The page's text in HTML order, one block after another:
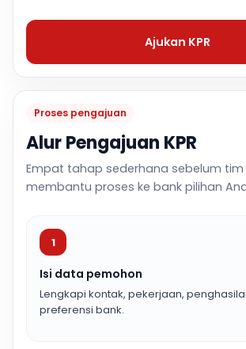
Proses pengajuan
Alur Pengajuan KPR
Empat tahap sederhana sebelum tim
membantu proses ke bank pilihan
1
Isi data pemohon
Lengkapi kontak, pekerjaan,
preferensi bank.
Ajukan KPR